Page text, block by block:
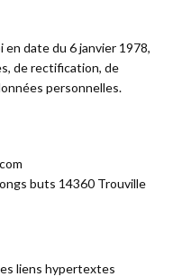
date du 6 janvier 1978,
de rectification, de
personnelles.
buts 14360 Trouville
liens hypertextes